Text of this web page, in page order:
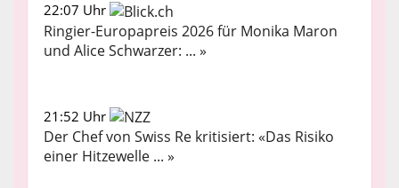
22:07 Uhr
Ringier-Europapreis 2026 für Monika Maron
und Alice Schwarzer: ... »
21:52 Uhr
Der Chef von Swiss Re kritisiert: «Das Risiko
einer Hitzewelle ... »